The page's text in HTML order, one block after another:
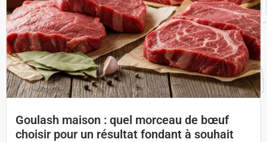
Goulash maison : quel morceau de bœuf
choisir pour un résultat fondant à souhait